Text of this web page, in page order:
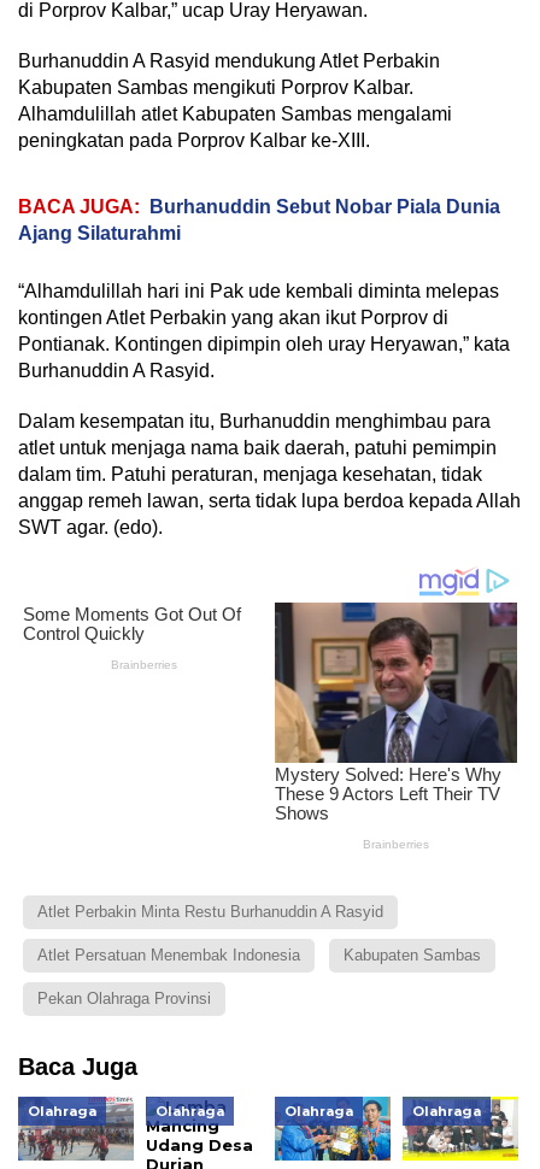
di Porprov Kalbar,” ucap Uray Heryawan.
Burhanuddin A Rasyid mendukung Atlet Perbakin
Kabupaten Sambas mengikuti Porprov Kalbar.
Alhamdulillah atlet Kabupaten Sambas mengalami
peningkatan pada Porprov Kalbar ke-XIII.
BACA JUGA:
Burhanuddin Sebut Nobar Piala Dunia
Ajang Silaturahmi
“Alhamdulillah hari ini Pak ude kembali diminta melepas
kontingen Atlet Perbakin yang akan ikut Porprov di
Pontianak. Kontingen dipimpin oleh uray Heryawan,” kata
Burhanuddin A Rasyid.
Dalam kesempatan itu, Burhanuddin menghimbau para
atlet untuk menjaga nama baik daerah, patuhi pemimpin
dalam tim. Patuhi peraturan, menjaga kesehatan, tidak
anggap remeh lawan, serta tidak lupa berdoa kepada Allah
SWT agar. (edo).
Atlet Perbakin Minta Restu Burhanuddin A Rasyid
Atlet Persatuan Menembak Indonesia Kabupaten Sambas
Pekan Olahraga Provinsi
Baca Juga
Olahraga Olahraga Olahraga Olahraga